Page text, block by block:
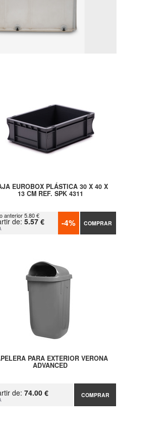
EUROBOX PLÁSTICA 30 X 40 X
13 CM REF. SPK 4311
anterior 5.80 €
de:5.57 € -4% COMPRAR
PARA EXTERIOR VERONA
ADVANCED
de:74.00 € COMPRAR